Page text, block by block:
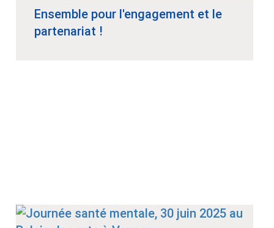
Ensemble pour l'engagement et le
partenariat !